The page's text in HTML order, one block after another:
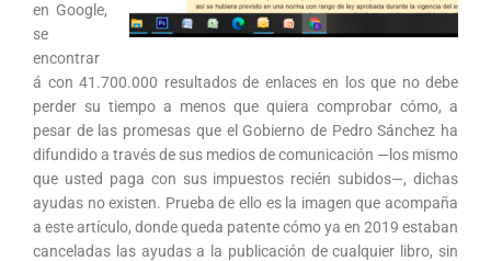
en Google,
se
encontrar
á con 41.700.000 resultados de enlaces en los que no debe
perder su tiempo a menos que quiera comprobar cómo, a
pesar de las promesas que el Gobierno de Pedro Sánchez ha
difundido a través de sus medios de comunicación —los mismo
que usted paga con sus impuestos recién subidos—, dichas
ayudas no existen. Prueba de ello es la imagen que acompaña
a este artículo, donde queda patente cómo ya en 2019 estaban
canceladas las ayudas a la publicación de cualquier libro, sin